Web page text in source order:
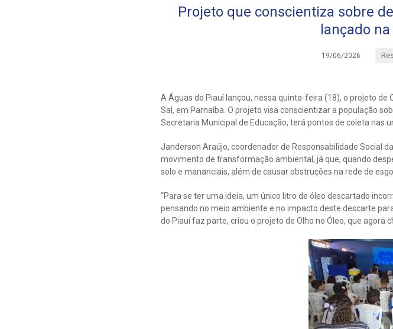
Projeto que conscientiza sobre
lançado
19/06/2026
A Águas do Piauí lançou, nessa quinta-feira (18), o projeto de
Sal, em Parnaíba. O projeto visa conscientizar a população
Secretaria Municipal de Educação, terá pontos de coleta nas
Janderson Araújo, coordenador de Responsabilidade Social
movimento de transformação ambiental, já que, quando
solo e mananciais, além de causar obstruções na rede de
“Para se ter uma ideia, um único litro de óleo descartado
pensando no meio ambiente e no impacto deste descarte
do Piauí faz parte, criou o projeto de Olho no Óleo, que agora